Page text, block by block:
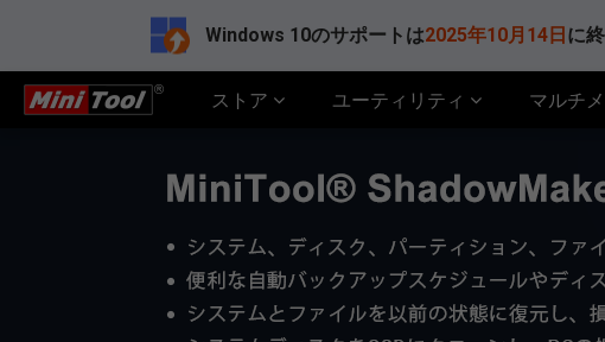
Windows 10のサポートは2025年10月14日 に
ストア ユーティリティ マルチ